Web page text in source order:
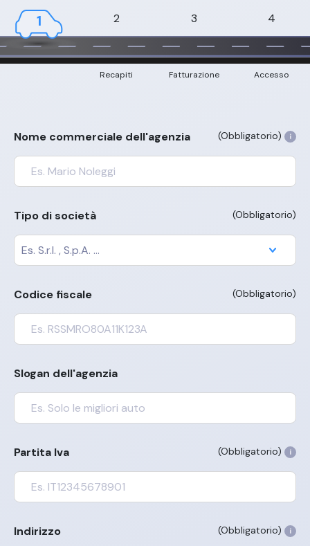
1 2 3 4
Recapiti Fatturazione Accesso
Nome commerciale dell'agenzia (Obbligatorio)
Tipo di società (Obbligatorio)
Codice fiscale (Obbligatorio)
Slogan dell'agenzia
Partita Iva (Obbligatorio)
Indirizzo (Obbligatorio)